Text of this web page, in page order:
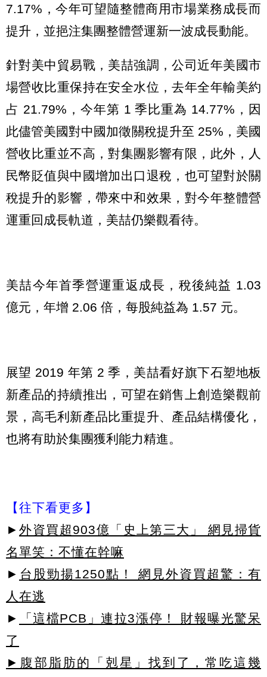
7.17%，今年可望隨整體商用市場業務成長而
提升，並挹注集團整體營運新一波成長動能。
針對美中貿易戰，美喆強調，公司近年美國市
場營收比重保持在安全水位，去年全年輸美約
占 21.79%，今年第 1 季比重為 14.77%，因
此儘管美國對中國加徵關稅提升至 25%，美國
營收比重並不高，對集團影響有限，此外，人
民幣貶值與中國增加出口退稅，也可望對於關
稅提升的影響，帶來中和效果，對今年整體營
運重回成長軌道，美喆仍樂觀看待。
美喆今年首季營運重返成長，稅後純益 1.03
億元，年增 2.06 倍，每股純益為 1.57 元。
展望 2019 年第 2 季，美喆看好旗下石塑地板
新產品的持續推出，可望在銷售上創造樂觀前
景，高毛利新產品比重提升、產品結構優化，
也將有助於集團獲利能力精進。
【往下看更多】
► 外資買超903億「史上第三大」 網見掃貨
名單笑：不懂在幹嘛
► 台股勁揚1250點！ 網見外資買超驚：有
人在逃
►
「這檔PCB」連拉3漲停！ 財報曝光驚呆
了
►腹部脂肪的「剋星」找到了，常吃這幾